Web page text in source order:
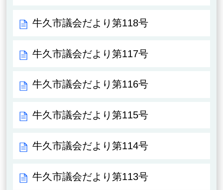
牛久市議会だより第118号
牛久市議会だより第117号
牛久市議会だより第116号
牛久市議会だより第115号
牛久市議会だより第114号
牛久市議会だより第113号